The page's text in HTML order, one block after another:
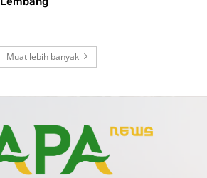
Muat lebih banyak